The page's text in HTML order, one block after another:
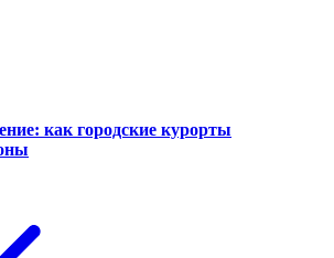
как городские курорты